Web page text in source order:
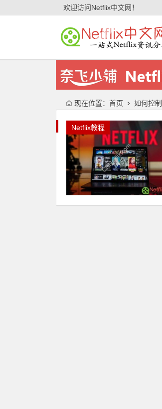
欢迎访问Netflix中文网！
现在位置： 首页 如何控
Netflix教程